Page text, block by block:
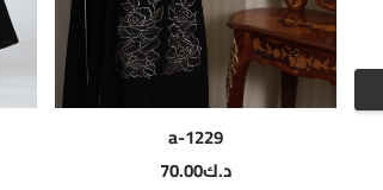
a-1229
د.ك70.00